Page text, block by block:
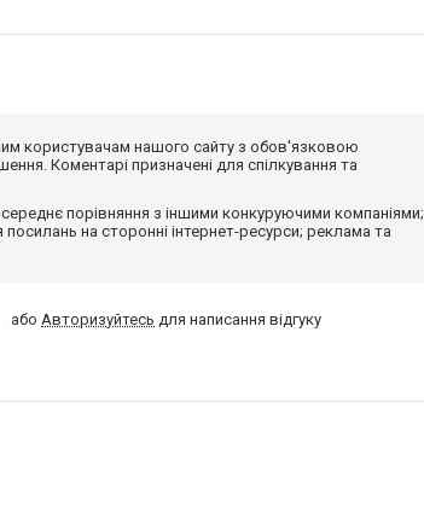
користувачам нашого сайту з обов'язковою
Коментарі призначені для спілкування та
порівняння з іншими конкуруючими компаніями;
посилань на сторонні інтернет-ресурси; реклама та
абоАвторизуйтесь для написання відгуку